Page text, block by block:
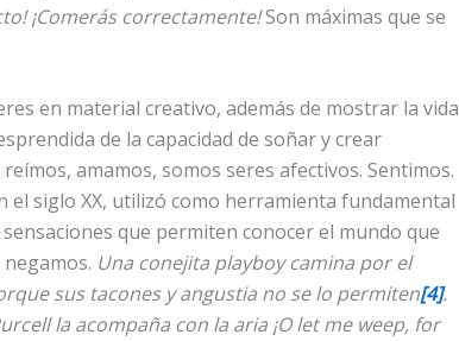
¡Comerás correctamente!Son máximas que se
en material creativo, además de mostrar la vida
de la capacidad de soñar y crear
amamos, somos seres afectivos. Sentimos.
el siglo XX, utilizó como herramienta fundamental
que permiten conocer el mundo que
Una conejita playboy camina por el
sus tacones y angustia no se lo permiten[4].
la acompaña con la aria ¡O let me weep, for